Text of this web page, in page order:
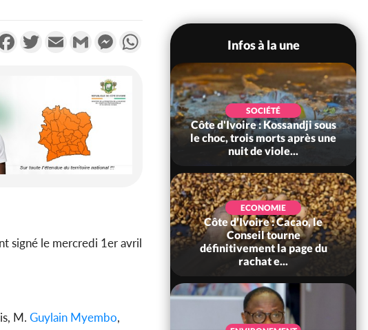
FacebookTwitterEmail Gmail MessengerWhatsApp
signé le mercredi 1er avril
M. Guylain Myembo,
Infos à la une
POLITIQUE
Côte d'Ivoire : Indépendance
2026, Yopougon coeur
battant de la célébration...
société civile, le
SOCIÉTÉ
Côte d'Ivoire : Kossandji sous
le choc, trois morts après une
nuit de viole...
ECONOMIE
Côte d'Ivoire : Cacao, le
Conseil tourne
définitivement la page du
rachat e...